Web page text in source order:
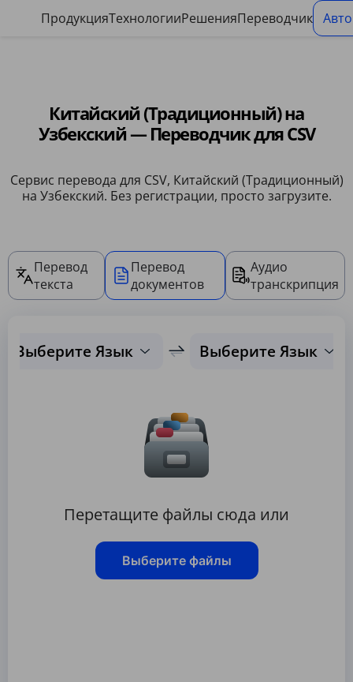
ПродукцияТехнологииРешенияПереводчик
Китайский (Традиционный) на
Узбекский — Переводчик для CSV
Сервис перевода для CSV, Китайский (Традиционный)
на Узбекский. Без регистрации, просто загрузите.
Перевод
текста
Перевод
документов
Аудио
транскрипция
Выберите Язык Выберите Язык
Перетащите файлы сюда или
Выберите файлы